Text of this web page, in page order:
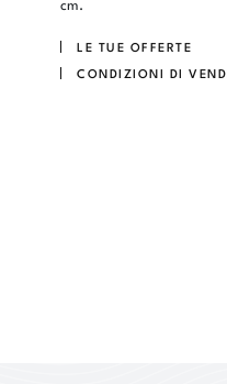
LE TUE OFFERTE
CONDIZIONI DI